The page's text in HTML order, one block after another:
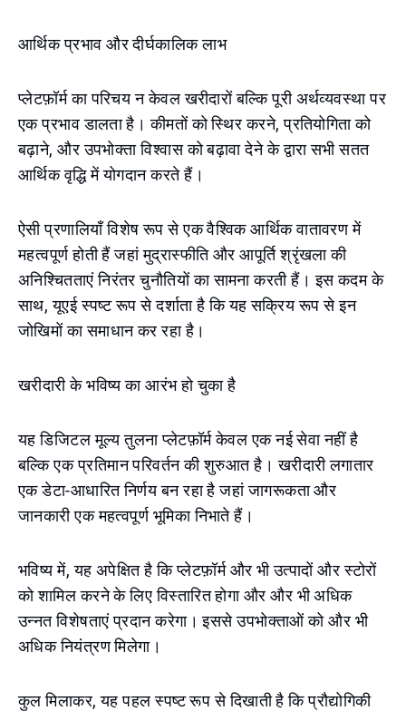
आर्थिक प्रभाव और दीर्घकालिक लाभ
प्लेटफ़ॉर्म का परिचय न केवल खरीदारों बल्कि पूरी अर्थव्यवस्था पर
एक प्रभाव डालता है। कीमतों को स्थिर करने, प्रतियोगिता को
बढ़ाने, और उपभोक्ता विश्वास को बढ़ावा देने के द्वारा सभी सतत
आर्थिक वृद्धि में योगदान करते हैं।
ऐसी प्रणालियाँ विशेष रूप से एक वैश्विक आर्थिक वातावरण में
महत्वपूर्ण होती हैं जहां मुद्रास्फीति और आपूर्ति श्रृंखला की
अनिश्चितताएं निरंतर चुनौतियों का सामना करती हैं। इस कदम के
साथ, यूएई स्पष्ट रूप से दर्शाता है कि यह सक्रिय रूप से इन
जोखिमों का समाधान कर रहा है।
खरीदारी के भविष्य का आरंभ हो चुका है
यह डिजिटल मूल्य तुलना प्लेटफ़ॉर्म केवल एक नई सेवा नहीं है
बल्कि एक प्रतिमान परिवर्तन की शुरुआत है। खरीदारी लगातार
एक डेटा-आधारित निर्णय बन रहा है जहां जागरूकता और
जानकारी एक महत्वपूर्ण भूमिका निभाते हैं।
भविष्य में, यह अपेक्षित है कि प्लेटफ़ॉर्म और भी उत्पादों और स्टोरों
को शामिल करने के लिए विस्तारित होगा और और भी अधिक
उन्नत विशेषताएं प्रदान करेगा। इससे उपभोक्ताओं को और भी
अधिक नियंत्रण मिलेगा।
कुल मिलाकर, यह पहल स्पष्ट रूप से दिखाती है कि प्रौद्योगिकी